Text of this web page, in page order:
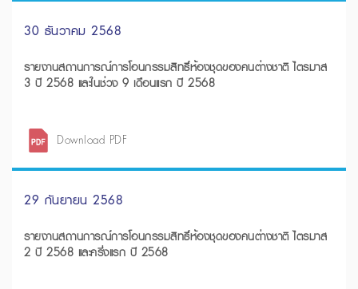
30 ธันวาคม 2568
รายงานสถานการณ์การโอนกรรมสิทธิ์ห้องชุดของคนต่างชาติ ไตรมาส
3 ปี 2568 และในช่วง 9 เดือนแรก ปี 2568
Download PDF
29 กันยายน 2568
รายงานสถานการณ์การโอนกรรมสิทธิ์ห้องชุดของคนต่างชาติ ไตรมาส
2 ปี 2568 และครึ่งแรก ปี 2568